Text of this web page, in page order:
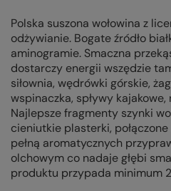
Polska suszona wołowina z
odżywianie. Bogate źródło
aminogramie. Smaczna
dostarczy energii wszędzie
siłownia, wędrówki górskie,
wspinaczka, spływy
Najlepsze fragmenty szynki
cieniutkie plasterki,
pełną aromatycznych
olchowym co nadaje głębi
produktu przypada minimum